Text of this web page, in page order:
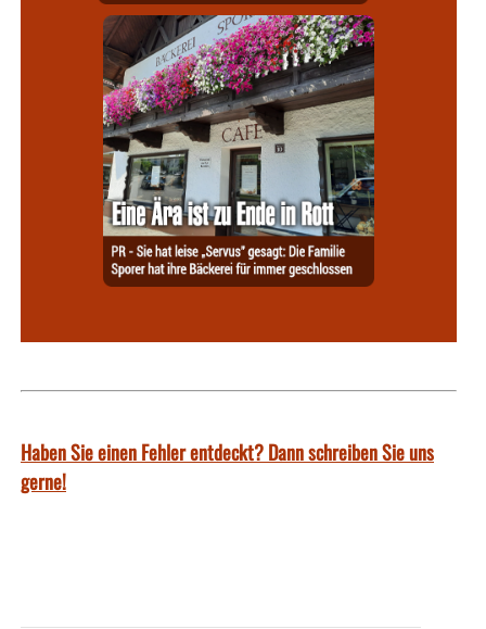
Haben Sie einen Fehler entdeckt? Dann schreiben Sie uns
gerne!